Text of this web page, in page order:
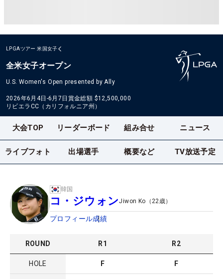
LPGAツアー 米国女子
全米女子オープン
U.S. Women's Open presented by Ally
2026年6月4日-6月7日 賞金総額 $12,500,000
リビエラCC（カリフォルニア州）
大会TOP リーダーボード 組み合せ ニュース
ライブフォト 出場選手 概要など TV放送予定
韓国
コ・ジウォンJiwon Ko （ 22 歳）
プロフィール成績
ROUND R1 R2
HOLE F F